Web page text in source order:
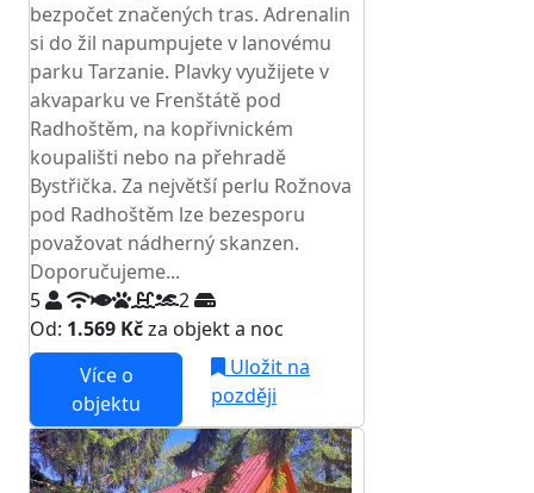
bezpočet značených tras. Adrenalin
si do žil napumpujete v lanovému
parku Tarzanie. Plavky využijete v
akvaparku ve Frenštátě pod
Radhoštěm, na kopřivnickém
koupališti nebo na přehradě
Bystřička. Za největší perlu Rožnova
pod Radhoštěm lze bezesporu
považovat nádherný skanzen.
Doporučujeme...
5
2
Od: 1.569 Kčza objekt a noc
Více o
objektu
Uložit na
později